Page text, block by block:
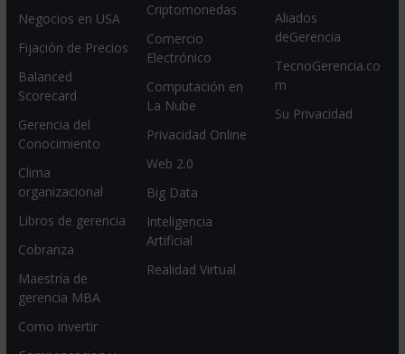
Negocios en USA
Fijación de Precios
Balanced
Scorecard
Gerencia del
Conocimiento
Clima
organizacional
Libros de gerencia
Cobranza
Maestría de
gerencia MBA
Como invertir
Criptomonedas
Comercio
Electrónico
Computación en
La Nube
Privacidad Online
Web 2.0
Big Data
Inteligencia
Artificial
Realidad Virtual
Aliados
deGerencia
TecnoGerencia.co
m
Su Privacidad